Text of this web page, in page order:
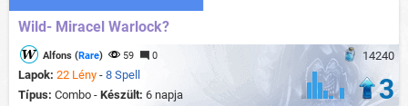
Wild- Miracel Warlock?
14240
Alfons (Rare) 59 0
Lapok: 22 Lény - 8 Spell
Típus: Combo - Készült: 6 napja 3